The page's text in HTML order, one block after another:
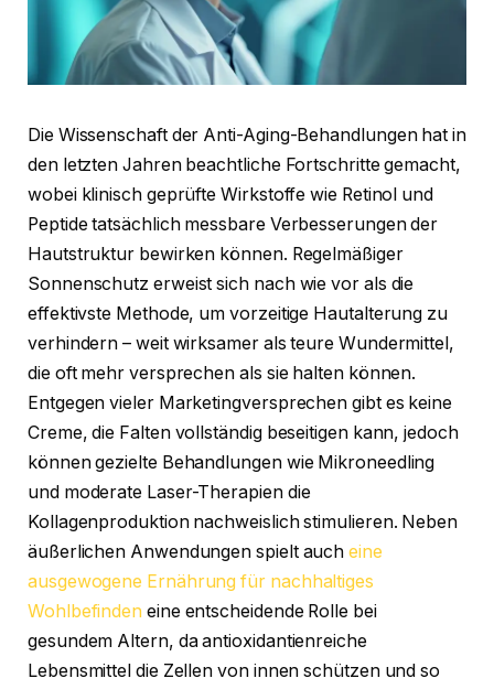
Die Wissenschaft der Anti-Aging-Behandlungen hat in
den letzten Jahren beachtliche Fortschritte gemacht,
wobei klinisch geprüfte Wirkstoffe wie Retinol und
Peptide tatsächlich messbare Verbesserungen der
Hautstruktur bewirken können. Regelmäßiger
Sonnenschutz erweist sich nach wie vor als die
effektivste Methode, um vorzeitige Hautalterung zu
verhindern – weit wirksamer als teure Wundermittel,
die oft mehr versprechen als sie halten können.
Entgegen vieler Marketingversprechen gibt es keine
Creme, die Falten vollständig beseitigen kann, jedoch
können gezielte Behandlungen wie Mikroneedling
und moderate Laser-Therapien die
Kollagenproduktion nachweislich stimulieren. Neben
äußerlichen Anwendungen spielt aucheine
ausgewogene Ernährung für nachhaltiges
Wohlbefinden eine entscheidende Rolle bei
gesundem Altern, da antioxidantienreiche
Lebensmittel die Zellen von innen schützen und so